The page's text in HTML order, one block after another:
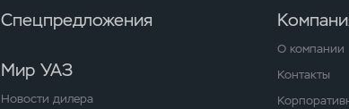
Спецпредложения
Мир УАЗ
Новости дилера
О компании
Контакты